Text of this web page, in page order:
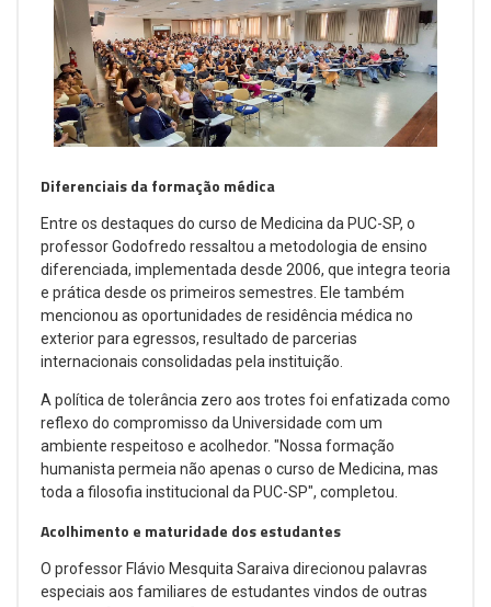
Diferenciais da formação médica
Entre os destaques do curso de Medicina da PUC-SP, o
professor Godofredo ressaltou a metodologia de ensino
diferenciada, implementada desde 2006, que integra teoria
e prática desde os primeiros semestres. Ele também
mencionou as oportunidades de residência médica no
exterior para egressos, resultado de parcerias
internacionais consolidadas pela instituição.
A política de tolerância zero aos trotes foi enfatizada como
reflexo do compromisso da Universidade com um
ambiente respeitoso e acolhedor. "Nossa formação
humanista permeia não apenas o curso de Medicina, mas
toda a filosofia institucional da PUC-SP", completou.
Acolhimento e maturidade dos estudantes
O professor Flávio Mesquita Saraiva direcionou palavras
especiais aos familiares de estudantes vindos de outras